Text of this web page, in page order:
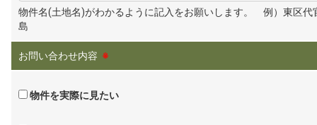
物件名(土地名)がわかるように記入をお願いします。 例）東区代
島
お問い合わせ内容 ※
物件を実際に見たい